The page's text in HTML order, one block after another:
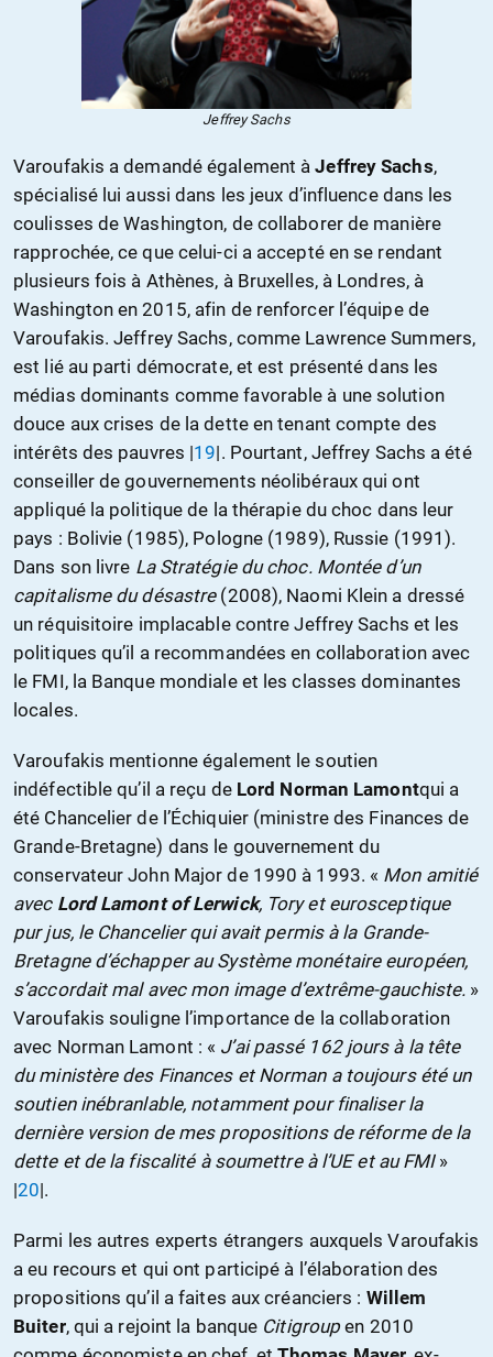
Jeffrey Sachs
Varoufakis a demandé également àJeffrey Sachs,
spécialisé lui aussi dans les jeux d’influence dans les
coulisses de Washington, de collaborer de manière
rapprochée, ce que celui-ci a accepté en se rendant
plusieurs fois à Athènes, à Bruxelles, à Londres, à
Washington en 2015, afin de renforcer l’équipe de
Varoufakis. Jeffrey Sachs, comme Lawrence Summers,
est lié au parti démocrate, et est présenté dans les
médias dominants comme favorable à une solution
douce aux crises de la dette en tenant compte des
intérêts des pauvres |19|. Pourtant, Jeffrey Sachs a été
conseiller de gouvernements néolibéraux qui ont
appliqué la politique de la thérapie du choc dans leur
pays : Bolivie (1985), Pologne (1989), Russie (1991).
Dans son livre La Stratégie du choc. Montée d’un
capitalisme du désastre(2008), Naomi Klein a dressé
un réquisitoire implacable contre Jeffrey Sachs et les
politiques qu’il a recommandées en collaboration avec
le FMI, la Banque mondiale et les classes dominantes
locales.
Varoufakis mentionne également le soutien
indéfectible qu’il a reçu de Lord Norman Lamontqui a
été Chancelier de l’Échiquier (ministre des Finances de
Grande-Bretagne) dans le gouvernement du
conservateur John Major de 1990 à 1993. « Mon amitié
avec Lord Lamont of Lerwick, Tory et eurosceptique
pur jus, le Chancelier qui avait permis à la Grande-
Bretagne d’échapper au Système monétaire européen,
s’accordait mal avec mon image d’extrême-gauchiste. »
Varoufakis souligne l’importance de la collaboration
avec Norman Lamont : « J’ai passé 162 jours à la tête
du ministère des Finances et Norman a toujours été un
soutien inébranlable, notamment pour finaliser la
dernière version de mes propositions de réforme de la
dette et de la fiscalité à soumettre à l’UE et au FMI»
|20|.
Parmi les autres experts étrangers auxquels Varoufakis
a eu recours et qui ont participé à l’élaboration des
propositions qu’il a faites aux créanciers : Willem
Buiter, qui a rejoint la banque Citigroupen 2010